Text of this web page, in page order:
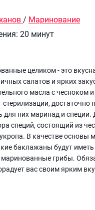
/ Маринование
20 минут
целиком - это
салатов и ярких
масла с
для них маринад и
специй, состоящий из
В качестве основы
баклажаны будут
грибы.
вас своим ярким